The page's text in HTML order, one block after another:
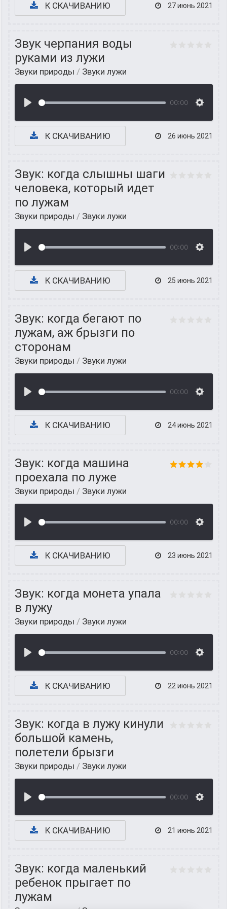
К СКАЧИВАНИЮ 27 июнь 2021
Звук черпания воды
руками из лужи
Звуки природы / Звуки лужи
00:00
К СКАЧИВАНИЮ 26 июнь 2021
Звук: когда слышны шаги
человека, который идет
по лужам
Звуки природы / Звуки лужи
00:00
К СКАЧИВАНИЮ 25 июнь 2021
Звук: когда бегают по
лужам, аж брызги по
сторонам
Звуки природы / Звуки лужи
00:00
К СКАЧИВАНИЮ 24 июнь 2021
Звук: когда машина
проехала по луже
Звуки природы / Звуки лужи
00:00
К СКАЧИВАНИЮ 23 июнь 2021
Звук: когда монета упала
в лужу
Звуки природы / Звуки лужи
00:00
К СКАЧИВАНИЮ 22 июнь 2021
Звук: когда в лужу кинули
большой камень,
полетели брызги
Звуки природы / Звуки лужи
00:00
К СКАЧИВАНИЮ 21 июнь 2021
Звук: когда маленький
ребенок прыгает по
лужам